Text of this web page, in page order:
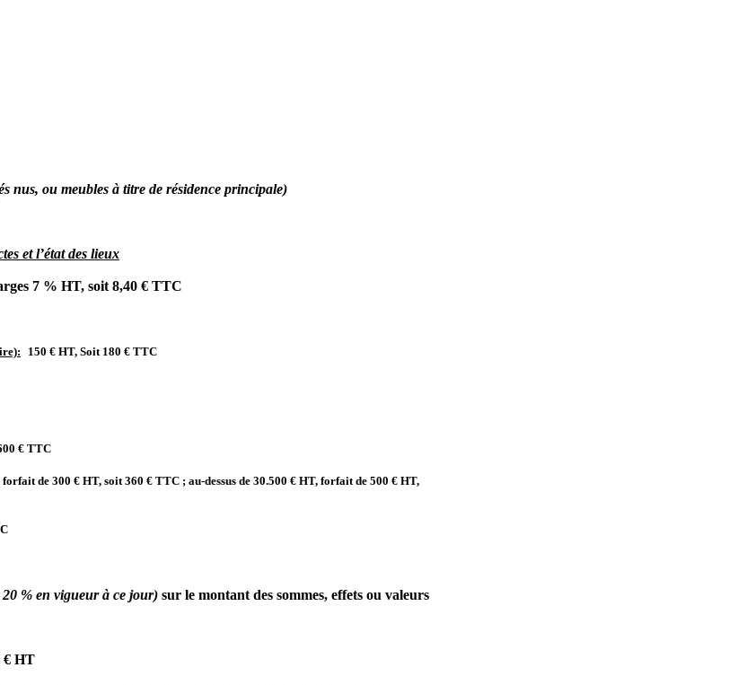
nus, ou meubles à titre de résidence principale)
et l’état des lieux
7 % HT, soit 8,40 € TTC
150 € HT, Soit 180 € TTC
€ TTC
de 300 € HT, soit 360 € TTC ; au-dessus de 30.500 € HT, forfait de 500 € HT,
% en vigueur à ce jour) sur le montant des sommes, effets ou valeurs
€ HT